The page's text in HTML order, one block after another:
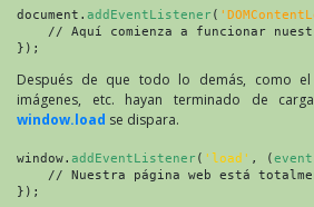
document. addEventListener(
// Aquí comienza a funcionar
});
Después de que todo lo demás, como el
imágenes, etc. hayan terminado de
window.load se dispara.
window. addEventListener( 'load' , (event
// Nuestra página web está
});